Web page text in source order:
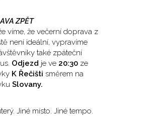
ZPĚT
víme, že večerní doprava z
není ideální, vypravíme
také zpáteční
Odjezd je ve20:30ze
K Řečišti směrem na
Slovany.
Jiné místo. Jiné tempo.